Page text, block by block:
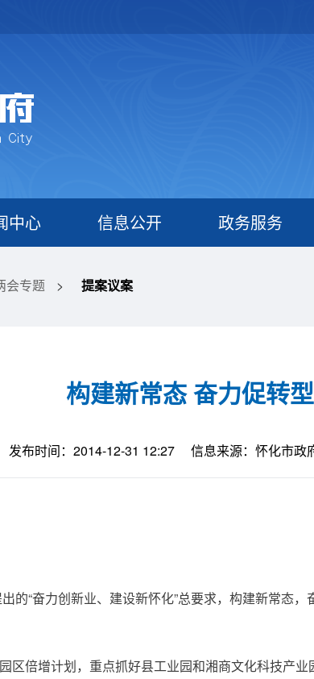
中心 信息公开 政务服务
会专题 > 提案议案
构建新常态 奋力促转型
发布时间：2014-12-31 12:27 信息来源：怀化市政
“奋力创新业、建设新怀化”总要求，构建新常态，
倍增计划，重点抓好县工业园和湘商文化科技产业